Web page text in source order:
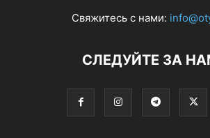
Свяжитесь с нами:
СЛЕДУЙТЕ ЗА